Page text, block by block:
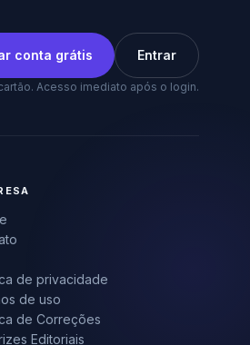
conta grátis Entrar
Acesso imediato após o login.
de privacidade
de uso
de Correções
Editoriais